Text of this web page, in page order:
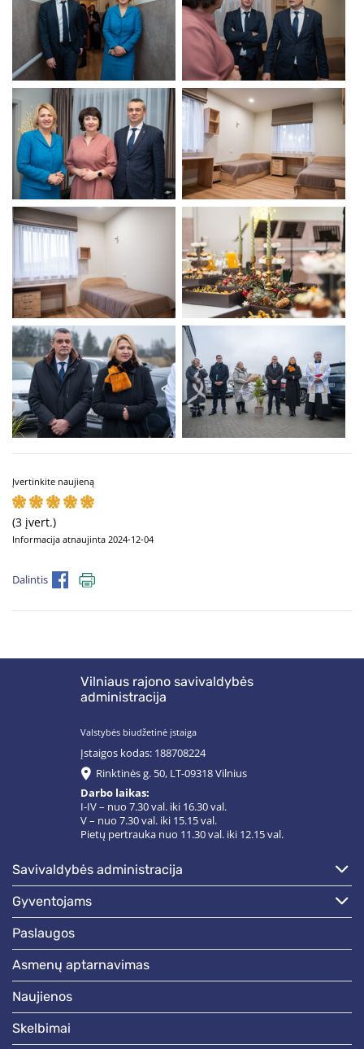
Įvertinkite naujieną
(3 įvert.)
Informacija atnaujinta 2024-12-04
Dalintis
Vilniaus rajono savivaldybės
administracija
Valstybės biudžetinė įstaiga
Įstaigos kodas: 188708224
Rinktinės g. 50, LT-09318 Vilnius
Darbo laikas:
I-IV – nuo 7.30 val. iki 16.30 val.
V – nuo 7.30 val. iki 15.15 val.
Pietų pertrauka nuo 11.30 val. iki 12.15 val.
savivaldybės administracija
gyventojams
paslaugos
asmenų aptarnavimas
naujienos
skelbimai